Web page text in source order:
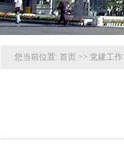
您当前位置: 首页 >> 党建工作